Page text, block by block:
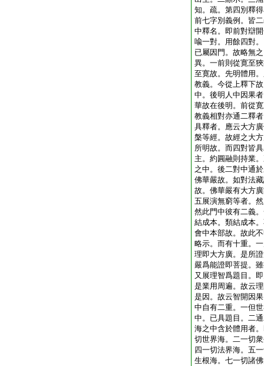
知。疏。第四別釋
前七字別義例。皆
中釋名。即前對辯
喩一對。用餘四對
已屬因門。故略無
異。一前則從寛至
至寛故。先明體用
教義。今從上釋下
中。後明人中因果
華故在後明。前從
教義相對亦通二釋
具釋者。應云大方
槃等經。故經之大
所明故。而四對皆
主。約圓融則持業
之中。後二對中通
佛華嚴故。如對法
故。佛華嚴有大方
五展演無窮等者。
然此門中彼有二義
結成本。類結成本
會中本部故。故此
略示。而有十重。
理即大方廣。是所
嚴爲能證即菩提。
又展理智爲題目。
是業用周遍。故云
是因。故云智開因
中自有二重。一但
中。已具題目。二
海之中含於體用者
切世界海。二一切
四一切法界海。五
生根海。七一切諸